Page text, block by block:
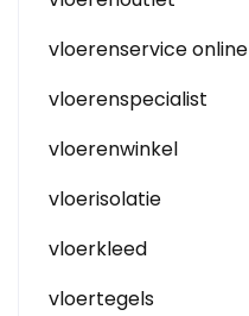
vloerenservice online
vloerenspecialist
vloerenwinkel
vloerisolatie
vloerkleed
vloertegels